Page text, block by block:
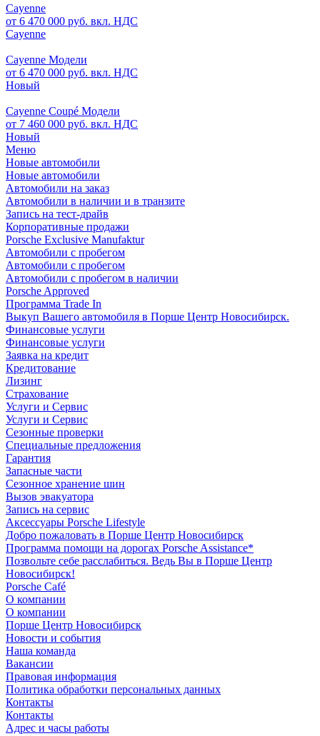
Cayenne
от 6 470 000 руб. вкл. НДС
Cayenne
Cayenne Модели
от 6 470 000 руб. вкл. НДС
Новый
Cayenne Coupé Модели
от 7 460 000 руб. вкл. НДС
Новый
Меню
Новые автомобили
Новые автомобили
Автомобили на заказ
Автомобили в наличии и в транзите
Запись на тест-драйв
Корпоративные продажи
Porsche Exclusive Manufaktur
Автомобили с пробегом
Автомобили с пробегом
Автомобили с пробегом в наличии
Porsche Approved
Программа Trade In
Выкуп Вашего автомобиля в Порше Центр Новосибирск.
Финансовые услуги
Финансовые услуги
Заявка на кредит
Кредитование
Лизинг
Страхование
Услуги и Сервис
Услуги и Сервис
Сезонные проверки
Специальные предложения
Гарантия
Запасные части
Сезонное хранение шин
Вызов эвакуатора
Запись на сервис
Аксессуары Porsche Lifestyle
Добро пожаловать в Порше Центр Новосибирск
Программа помощи на дорогах Porsche Assistance*
Позвольте себе расслабиться. Ведь Вы в Порше Центр
Новосибирск!
Porsche Café
О компании
О компании
Порше Центр Новосибирск
Новости и события
Наша команда
Вакансии
Правовая информация
Политика обработки персональных данных
Контакты
Контакты
Адрес и часы работы